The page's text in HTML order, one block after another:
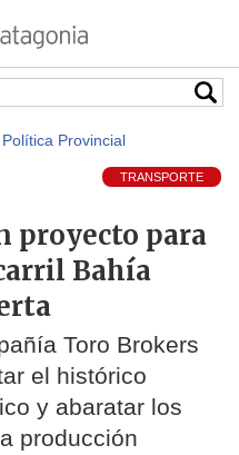
Política Provincial
TRANSPORTE
proyecto para
Bahía
Toro Brokers
el histórico
y abaratar los
producción